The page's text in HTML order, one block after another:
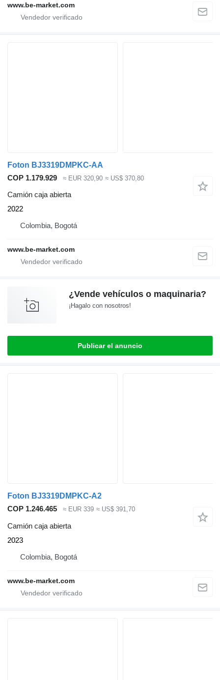
www.be-market.com
Foton BJ3319DMPKC-AA
COP 1.179.929
≈ EUR 320,90 ≈ US$ 370,80
Camión caja abierta
2022
Colombia, Bogotá
www.be-market.com
¿Vende vehículos o maquinaria?
¡Hagalo con nosotros!
Publicar el anuncio
Foton BJ3319DMPKC-A2
COP 1.246.465
≈ EUR 339 ≈ US$ 391,70
Camión caja abierta
2023
Colombia, Bogotá
www.be-market.com